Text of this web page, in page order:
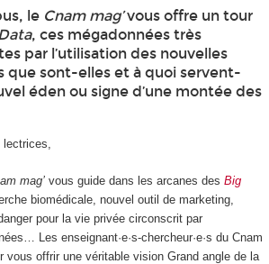
le Cnam mag’vous offre un tour
, ces mégadonnées très
par l’utilisation des nouvelles
que sont-elles et à quoi servent-
éden ou signe d’une montée des
lectrices,
mag’vous guide dans les arcanes des Big
biomédicale, nouvel outil de marketing,
pour la vie privée circonscrit par
Les enseignant·e·s-chercheur·e·s du Cnam
vous offrir une véritable vision Grand angle de la